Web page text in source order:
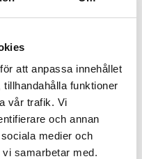
att anpassa innehållet
funktioner
vår trafik. Vi
och annan
medier och
samarbetar med.
CONTAINERFÄSTE 12,0
TON
Sprint/ låsning till Laxo
containerfäste
KÖP